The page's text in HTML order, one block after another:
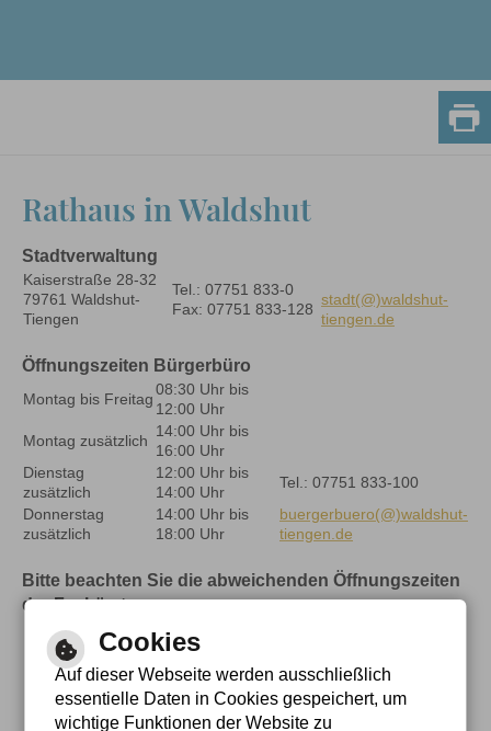
Rathaus in Waldshut
Stadtverwaltung
Kaiserstraße 28-32
79761 Waldshut-
Tiengen
Tel.: 07751 833-0
Fax: 07751 833-128
stadt(@)waldshut-
tiengen.de
Öffnungszeiten Bürgerbüro
Montag bis Freitag
08:30 Uhr bis
12:00 Uhr
Montag zusätzlich
14:00 Uhr bis
16:00 Uhr
Dienstag
zusätzlich
12:00 Uhr bis
14:00 Uhr
Tel.: 07751 833-100
Donnerstag
zusätzlich
14:00 Uhr bis
18:00 Uhr
buergerbuero(@)waldshut-
tiengen.de
Bitte beachten Sie die abweichenden Öffnungszeiten
der Fachämter
Cookies
Auf dieser Webseite werden ausschließlich
essentielle Daten in Cookies gespeichert, um
wichtige Funktionen der Website zu